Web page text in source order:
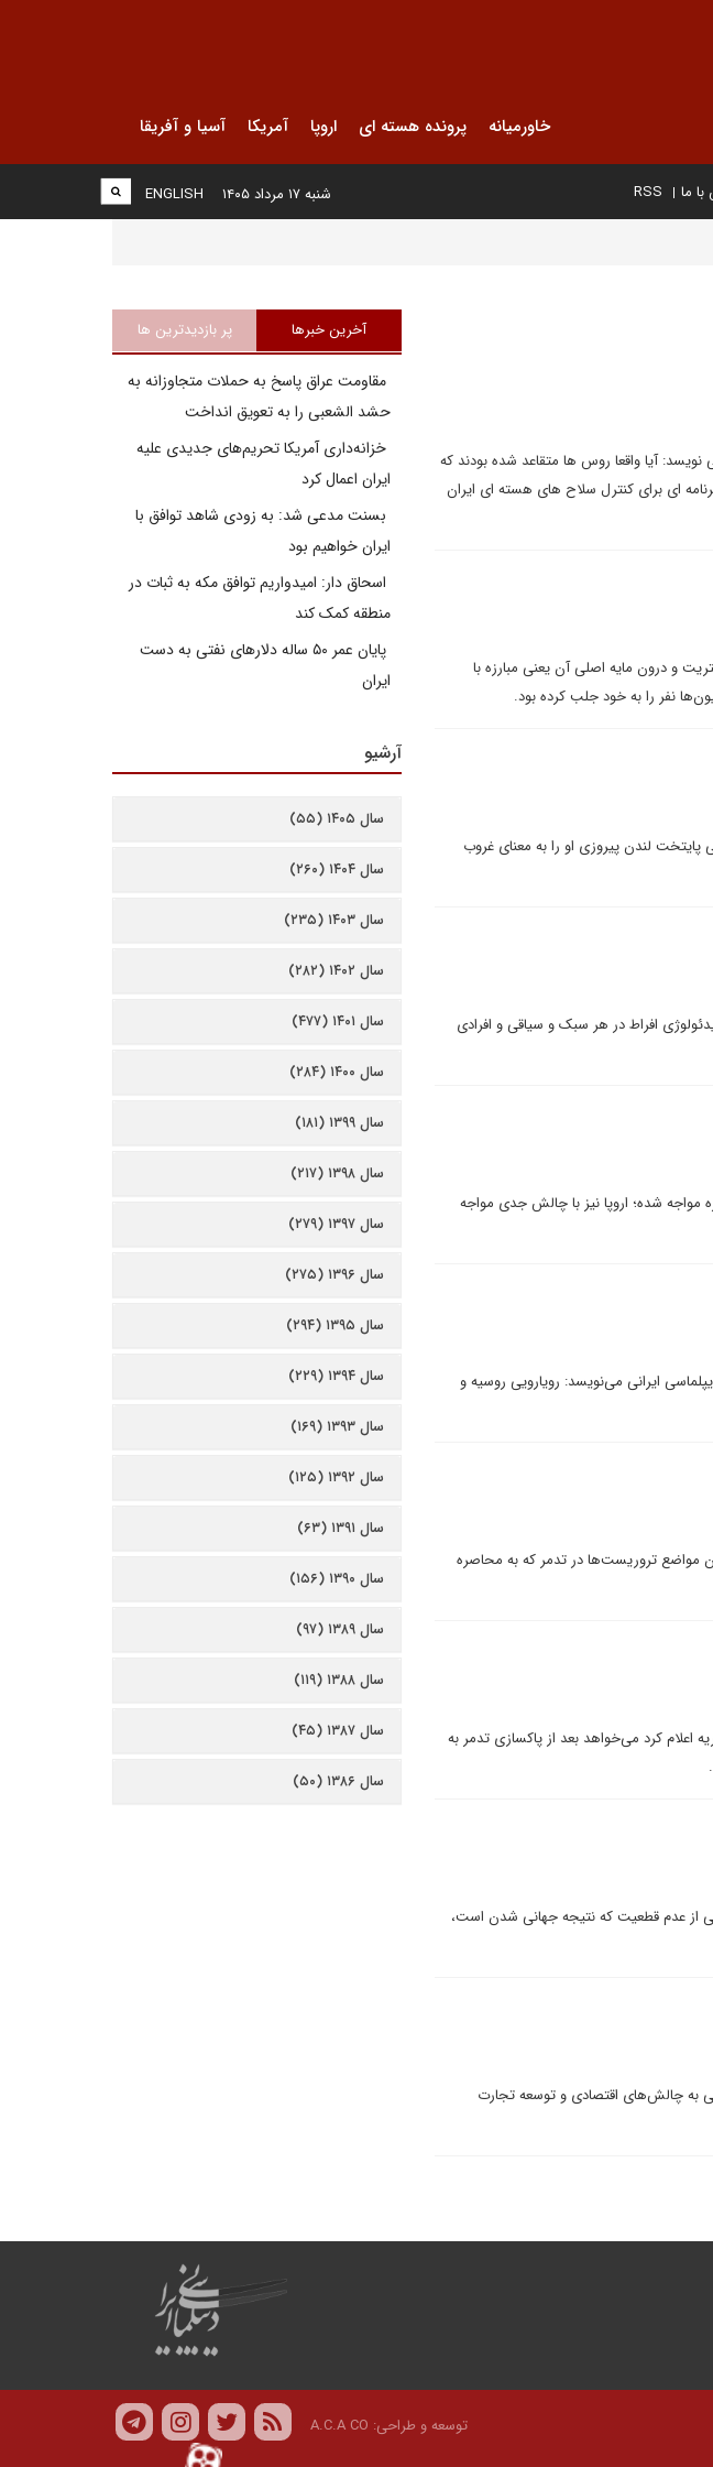
خاورمیانه پرونده هسته ای اروپا آمریکا آسیا و آفریقا
ما RSS
ENGLISH شنبه ۱۷ مرداد ۱۴۰۵
آیا واقعا روس ها متقاعد شده بودند که
ای برای کنترل سلاح های هسته ای ایران
و درون مایه اصلی آن یعنی مبارزه با
نفر را به خود جلب کرده بود.
لندن پیروزی او را به معنای غروب
افراط در هر سبک و سیاقی و افرادی
مواجه شده؛ اروپا نیز با چالش جدی مواجه
ایرانی می‌نویسد: رویارویی روسیه و
مارس برای بمباران مواضع تروریست‌ها در تدمر که به محاصره
کرد می‌خواهد بعد از پاکسازی تدمر به
از عدم قطعیت که نتیجه جهانی شدن است،
به چالش‌های اقتصادی و توسعه تجارت
آخرین خبرها پر بازدیدترین ها
مقاومت عراق پاسخ به حملات متجاوزانه به
حشد الشعبی را به تعویق انداخت
خزانه‌داری آمریکا تحریم‌های جدیدی علیه
ایران اعمال کرد
بسنت مدعی شد: به زودی شاهد توافق با
ایران خواهیم بود
اسحاق دار: امیدواریم توافق مکه به ثبات در
منطقه کمک کند
پایان عمر ۵۰ ساله دلارهای نفتی به دست
ایران
آرشیو
سال ۱۴۰۵ (۵۵)
سال ۱۴۰۴ (۲۶۰)
سال ۱۴۰۳ (۲۳۵)
سال ۱۴۰۲ (۲۸۲)
سال ۱۴۰۱ (۴۷۷)
سال ۱۴۰۰ (۲۸۴)
سال ۱۳۹۹ (۱۸۱)
سال ۱۳۹۸ (۲۱۷)
سال ۱۳۹۷ (۲۷۹)
سال ۱۳۹۶ (۲۷۵)
سال ۱۳۹۵ (۲۹۴)
سال ۱۳۹۴ (۲۲۹)
سال ۱۳۹۳ (۱۶۹)
سال ۱۳۹۲ (۱۲۵)
سال ۱۳۹۱ (۶۳)
سال ۱۳۹۰ (۱۵۶)
سال ۱۳۸۹ (۹۷)
سال ۱۳۸۸ (۱۱۹)
سال ۱۳۸۷ (۴۵)
سال ۱۳۸۶ (۵۰)
توسعه و طراحی: A.C.A CO